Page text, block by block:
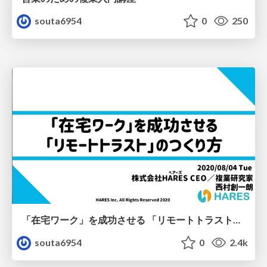
souta6954
0 250
「在宅ワーク」を成功させる 「リモートトラスト」のつくり方
souta6954
0 2.4k